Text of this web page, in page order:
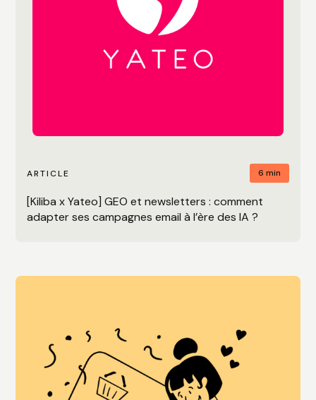
ARTICLE 6 min
[Kiliba x Yateo] GEO et newsletters : comment
adapter ses campagnes email à l’ère des IA ?